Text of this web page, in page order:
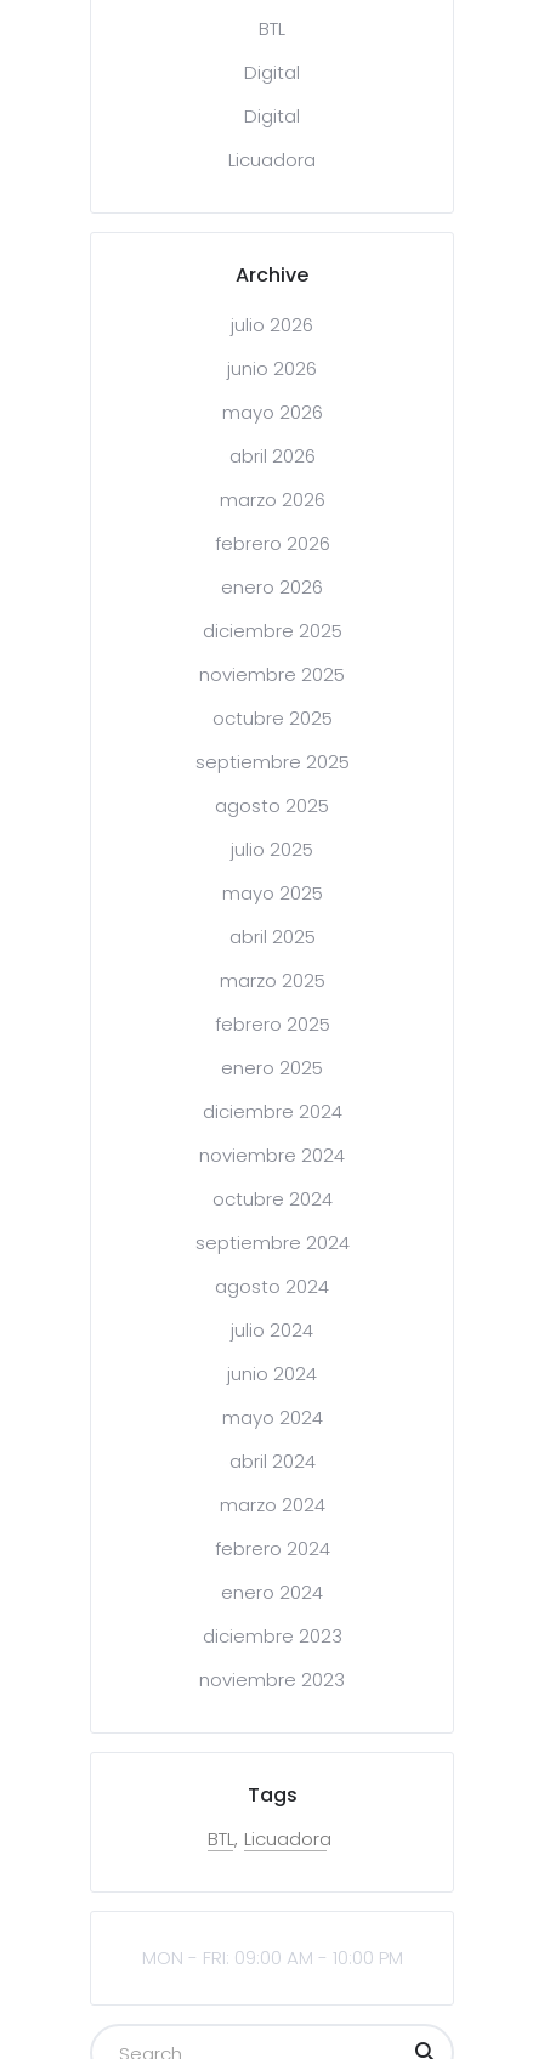
BTL
Digital
Digital
Licuadora
Archive
julio 2026
junio 2026
mayo 2026
abril 2026
marzo 2026
febrero 2026
enero 2026
diciembre 2025
noviembre 2025
octubre 2025
septiembre 2025
agosto 2025
julio 2025
mayo 2025
abril 2025
marzo 2025
febrero 2025
enero 2025
diciembre 2024
noviembre 2024
octubre 2024
septiembre 2024
agosto 2024
julio 2024
junio 2024
mayo 2024
abril 2024
marzo 2024
febrero 2024
enero 2024
diciembre 2023
noviembre 2023
Tags
BTL Licuadora
MON - FRI: 09:00 AM - 10:00 PM